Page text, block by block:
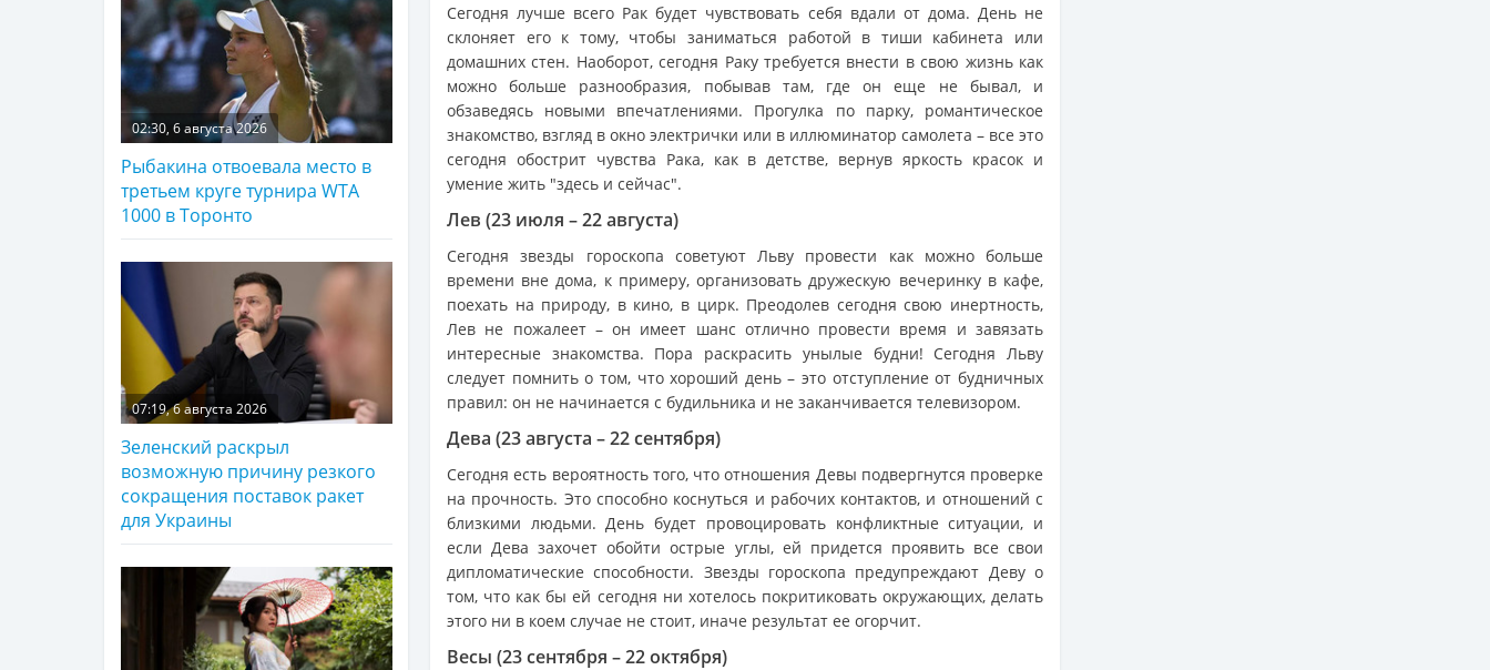
Сегодня лучше всего Рак будет чувствовать себя вдали от дома. День не
склоняет его к тому, чтобы заниматься работой в тиши кабинета или
домашних стен. Наоборот, сегодня Раку требуется внести в свою жизнь как
можно больше разнообразия, побывав там, где он еще не бывал, и
обзаведясь новыми впечатлениями. Прогулка по парку, романтическое
знакомство, взгляд в окно электрички или в иллюминатор самолета – все это
сегодня обострит чувства Рака, как в детстве, вернув яркость красок и
умение жить "здесь и сейчас".
Лев (23 июля – 22 августа)
Сегодня звезды гороскопа советуют Льву провести как можно больше
времени вне дома, к примеру, организовать дружескую вечеринку в кафе,
поехать на природу, в кино, в цирк. Преодолев сегодня свою инертность,
Лев не пожалеет – он имеет шанс отлично провести время и завязать
интересные знакомства. Пора раскрасить унылые будни! Сегодня Льву
следует помнить о том, что хороший день – это отступление от будничных
правил: он не начинается с будильника и не заканчивается телевизором.
Дева (23 августа – 22 сентября)
Сегодня есть вероятность того, что отношения Девы подвергнутся проверке
на прочность. Это способно коснуться и рабочих контактов, и отношений с
близкими людьми. День будет провоцировать конфликтные ситуации, и
если Дева захочет обойти острые углы, ей придется проявить все свои
дипломатические способности. Звезды гороскопа предупреждают Деву о
том, что как бы ей сегодня ни хотелось покритиковать окружающих, делать
этого ни в коем случае не стоит, иначе результат ее огорчит.
Весы (23 сентября – 22 октября)
02:30, 6 августа 2026
Рыбакина отвоевала место в
третьем круге турнира WTA
1000 в Торонто
07:19, 6 августа 2026
Зеленский раскрыл
возможную причину резкого
сокращения поставок ракет
для Украины